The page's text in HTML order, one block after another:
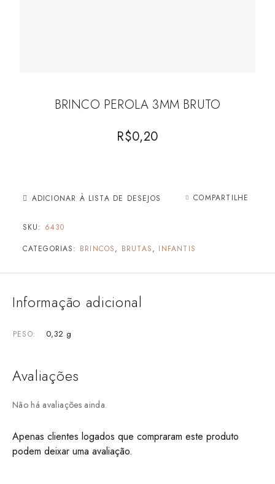
BRINCO PEROLA 3MM BRUTO
R$0,20
ADICIONAR À LISTA DE DESEJOS COMPARTILHE
SKU: 6430
CATEGORIAS: BRINCOS, BRUTAS, INFANTIS
Informação adicional
PESO 0,32 g
Avaliações
Não há avaliações ainda.
Apenas clientes logados que compraram este produto
podem deixar uma avaliação.